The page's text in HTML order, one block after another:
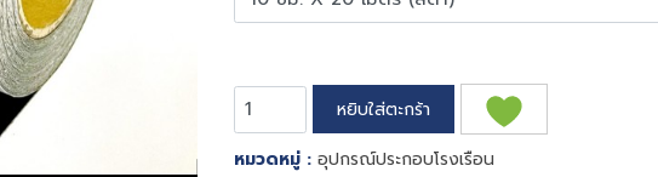
หยิบใส่ตะกร้า
หมวดหมู่ : อุปกรณ์ประกอบโรงเรือน